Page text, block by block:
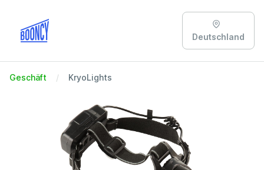
Deutschland
Geschäft KryoLights